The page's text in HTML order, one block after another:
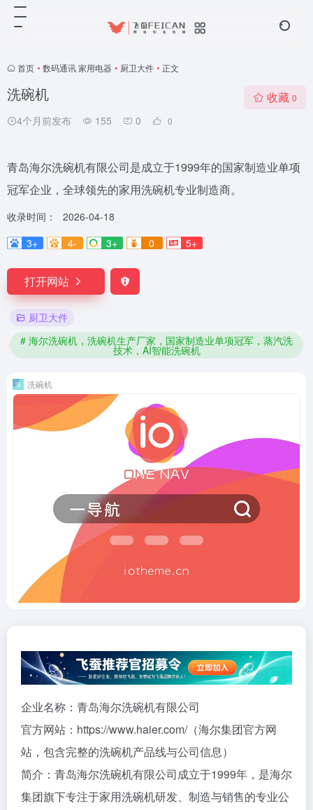
首页 • 数码通讯 家用电器 • 厨卫大件 • 正文
洗碗机
4个月前发布 155 0 0
收藏 0
青岛海尔洗碗机有限公司是成立于1999年的国家制造业单项
冠军企业，全球领先的家用洗碗机专业制造商。
收录时间：
2026-04-18
3+
4- 3+ 0 5+
打开网站
厨卫大件
# 海尔洗碗机，洗碗机生产厂家，国家制造业单项冠军，蒸汽洗
技术，AI智能洗碗机
洗碗机
企业名称：青岛海尔洗碗机有限公司
官方网站：https://www.haier.com/（海尔集团官方网
站，包含完整的洗碗机产品线与公司信息）
简介：青岛海尔洗碗机有限公司成立于1999年，是海尔
集团旗下专注于家用洗碗机研发、制造与销售的专业公